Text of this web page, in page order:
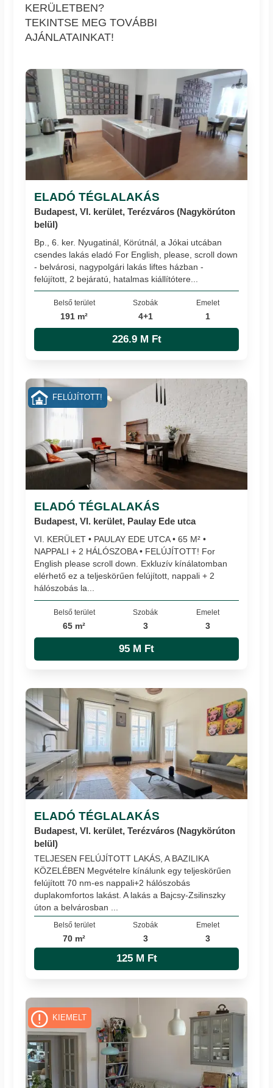
KERÜLETBEN?
TEKINTSE MEG TOVÁBBI
AJÁNLATAINKAT!
ELADÓ TÉGLALAKÁS
Budapest, VI. kerület, Terézváros (Nagykörúton
belül)
Bp., 6. ker. Nyugatinál, Körútnál, a Jókai utcában
csendes lakás eladó For English, please, scroll down
- belvárosi, nagypolgári lakás liftes házban -
felújított, 2 bejáratú, hatalmas kiállítótere...
Belső terület
191 m²
Szobák
4+1
Emelet
1
226.9 M Ft
ELADÓ TÉGLALAKÁS
Budapest, VI. kerület, Paulay Ede utca
VI. KERÜLET • PAULAY EDE UTCA • 65 M² •
NAPPALI + 2 HÁLÓSZOBA • FELÚJÍTOTT! For
English please scroll down. Exkluzív kínálatomban
elérhető ez a teljeskörűen felújított, nappali + 2
hálószobás la...
Belső terület
65 m²
Szobák
3
Emelet
3
95 M Ft
FELÚJÍTOTT!
ELADÓ TÉGLALAKÁS
Budapest, VI. kerület, Terézváros (Nagykörúton
belül)
TELJESEN FELÚJÍTOTT LAKÁS, A BAZILIKA
KÖZELÉBEN Megvételre kínálunk egy teljeskörűen
felújított 70 nm-es nappali+2 hálószobás
duplakomfortos lakást. A lakás a Bajcsy-Zsilinszky
úton a belvárosban ...
Belső terület
70 m²
Szobák
3
Emelet
3
125 M Ft
KIEMELT